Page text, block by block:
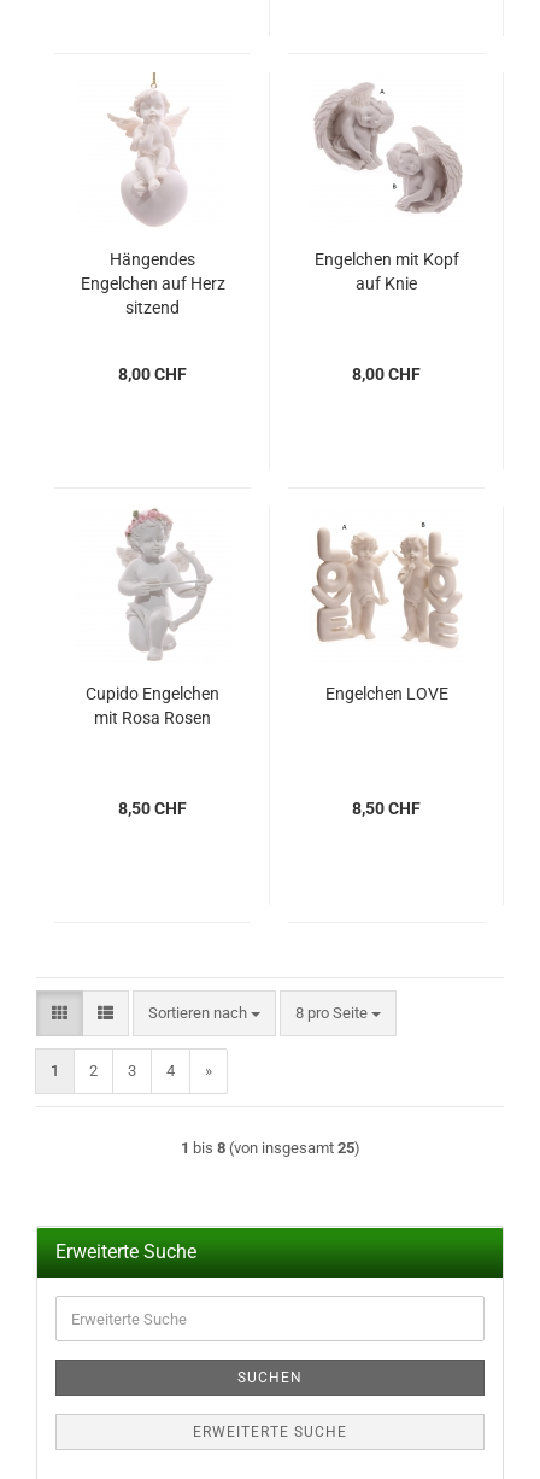
Hängendes
Engelchen auf Herz
sitzend
8,00 CHF
Engelchen mit Kopf
auf Knie
8,00 CHF
Cupido Engelchen
mit Rosa Rosen
8,50 CHF
Engelchen LOVE
8,50 CHF
Sortieren nach
Sortieren nach 8 pro Seite
pro Seite
1 2 3 4 »
1 bis 8(von insgesamt 25)
Erweiterte Suche
Suche
SUCHEN
ERWEITERTE SUCHE